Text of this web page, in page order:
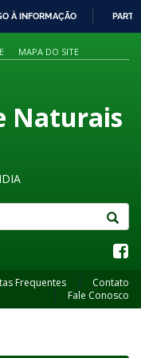
À INFORMAÇÃO
MAPA DO SITE
Naturais
Frequentes
Contato
Fale Conosco